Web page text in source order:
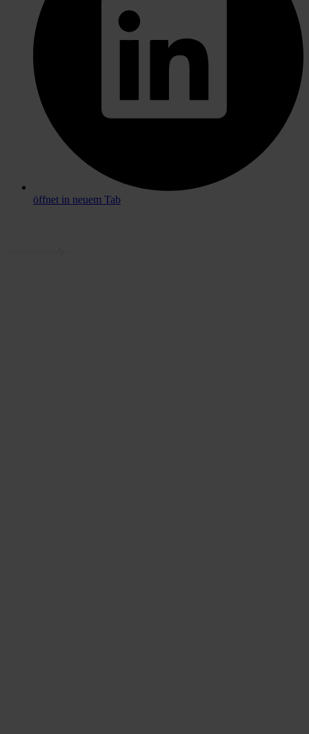
öffnet in neuem Tab